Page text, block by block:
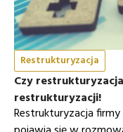
Restrukturyzacja
Czy
restrukturyzacji!
Restrukturyzacja